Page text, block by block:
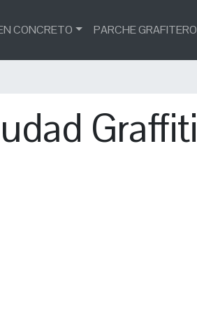
CONCRETO PARCHE GRAFITERO
Graffiti